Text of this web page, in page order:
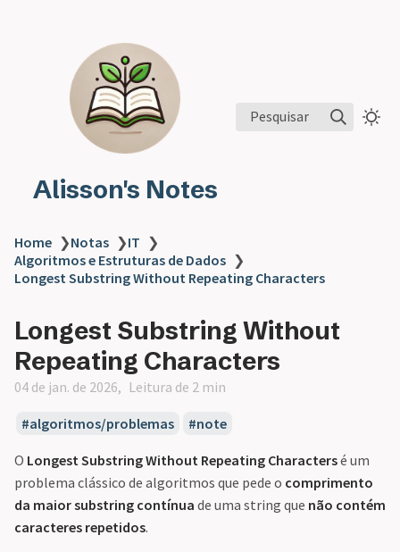
Alisson's Notes
Pesquisar
Home ❯Notas ❯IT ❯
Algoritmos e Estruturas de Dados ❯
Longest Substring Without Repeating Characters
Longest Substring Without
Repeating Characters
04 de jan. de 2026 Leitura de 2 min
algoritmos/problemas note
O Longest Substring Without Repeating Charactersé um
problema clássico de algoritmos que pede o comprimento
da maior substring contínua de uma string que não contém
caracteres repetidos.